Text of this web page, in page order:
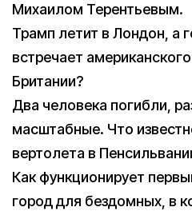
Михаилом Терентьевым.
Трамп летит в Лондон, а
встречает
Британии?
Два человека погибли,
масштабные. Что
вертолета в
Как функционирует
город для бездомных, в